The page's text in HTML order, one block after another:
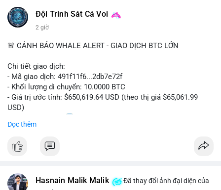
#vlikevn #titanbot
📰 Nguồn: Cointelegraph
Đội Trinh Sát Cá Voi
2 giờ
🚨 CẢNH BÁO WHALE ALERT - GIAO DỊCH BTC LỚN
Chi tiết giao dịch:
- Mã giao dịch: 491f11f6...2db7e72f
- Khối lượng di chuyển: 10.0000 BTC
- Giá trị ước tính: $650,619.64 USD (theo thị giá $65,061.99
USD)
- Thời gian: 11:20
Nhận định phân tích hành vi của Cá voi dựa trên giao dịch này:
Giao dịch 10 BTC trị giá hơn 650 nghìn USD được thực hiện
lớn. Mức khối lượng này không quá lớn để gây áp lực bán trực
Đọc thêm
Hasnain Malik Malik
Đã thay đổi ảnh đại diện của